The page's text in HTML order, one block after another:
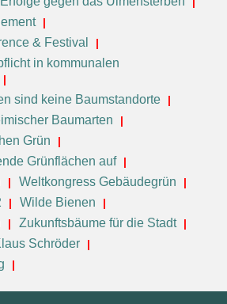
& Festival
in kommunalen
sind keine Baumstandorte
Baumarten
Grün
Grünflächen auf
Weltkongress Gebäudegrün
Wilde Bienen
Zukunftsbäume für die Stadt
Schröder